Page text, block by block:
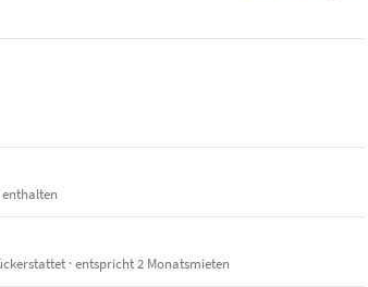
enthalten
· entspricht 2 Monatsmieten